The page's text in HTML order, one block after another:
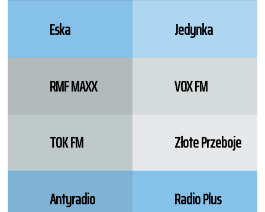
Eska Jedynka
RMF MAXX VOX FM
TOK FM Złote Przeboje
Antyradio Radio Plus